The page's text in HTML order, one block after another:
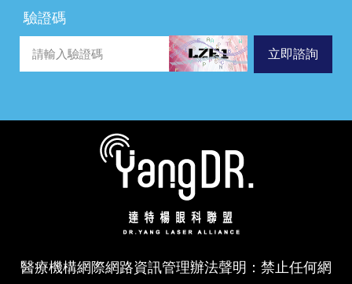
驗證碼
立即諮詢
醫療機構網際網路資訊管理辦法聲明：禁止任何網